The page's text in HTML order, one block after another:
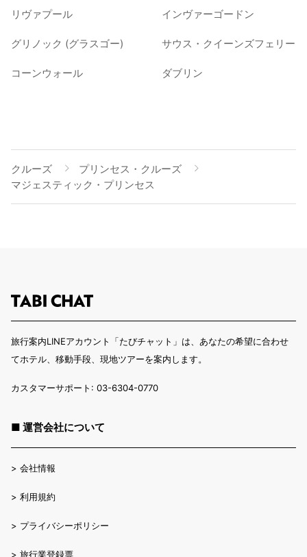
リヴァプール インヴァーゴードン
グリノック (グラスゴー) サウス・クイーンズフェリー
コーンウォール ダブリン
クルーズ
プリンセス・クルーズ
マジェスティック・プリンセス
旅行案内LINEアカウント「たびチャット」は、あなたの希望に合わせ
てホテル、移動手段、現地ツアーを案内します。
カスタマーサポート: 03-6304-0770
■ 運営会社について
> 会社情報
> 利用規約
> プライバシーポリシー
> 旅行業登録票